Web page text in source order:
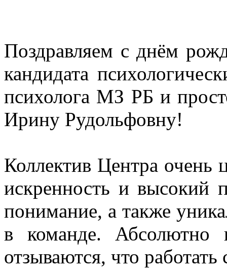
Поздравляем с днём
кандидата
психолога МЗ РБ и
Ирину Рудольфовну!
Коллектив Центра очень
искренность и высокий
понимание, а также
в команде. Абсолютно
отзываются, что